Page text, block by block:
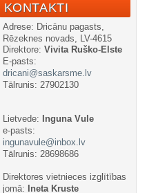
KONTAKTI
Adrese: Dricānu pagasts,
Rēzeknes novads, LV-4615
Direktore: Vivita Ruško-Elste
E-pasts:
dricani@saskarsme.lv
Tālrunis: 27902130
Lietvede:
Inguna Vule
e-pasts:
ingunavule@inbox.lv
Tālrunis: 28698686
Direktores vietnieces izglītības
jomā:
Ineta Kruste